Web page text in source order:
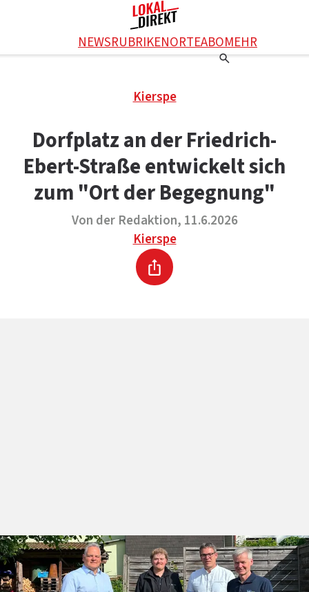
NEWSRUBRIKENORTEABOMEHR
Werbung schalten
Kontakt
Das Team
Über uns
KONTAKT
DAS TEAM
ÜBER UNS
Kierspe
Dorfplatz an der Friedrich-
Ebert-Straße entwickelt sich
zum "Ort der Begegnung"
Von der Redaktion, 11.6.2026
Kierspe
Drucken